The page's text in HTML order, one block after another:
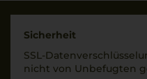
Rebsorten
100% Glera
Trinktemperatur
8 °C
Sicherheit
SSL-
nicht von Unbe­fugten